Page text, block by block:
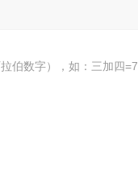
伯数字），如：三加四=7